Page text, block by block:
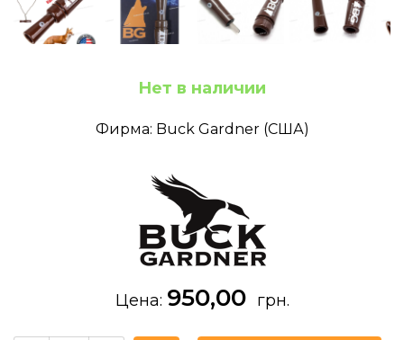
Нет в наличии
Фирма: Buck Gardner (США)
Цена: 950,00 грн.